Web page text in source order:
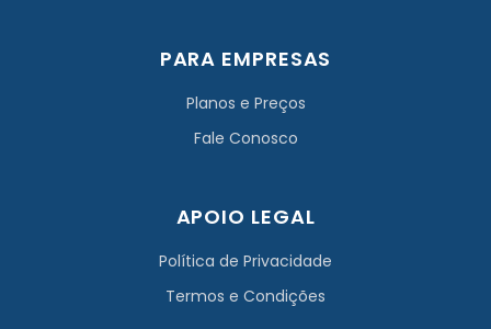
PARA EMPRESAS
Planos e Preços
Fale Conosco
APOIO LEGAL
Política de Privacidade
Termos e Condições